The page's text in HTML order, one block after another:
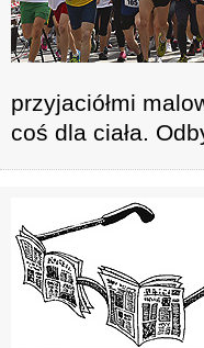
przyjaciółmi
coś dla ciała.